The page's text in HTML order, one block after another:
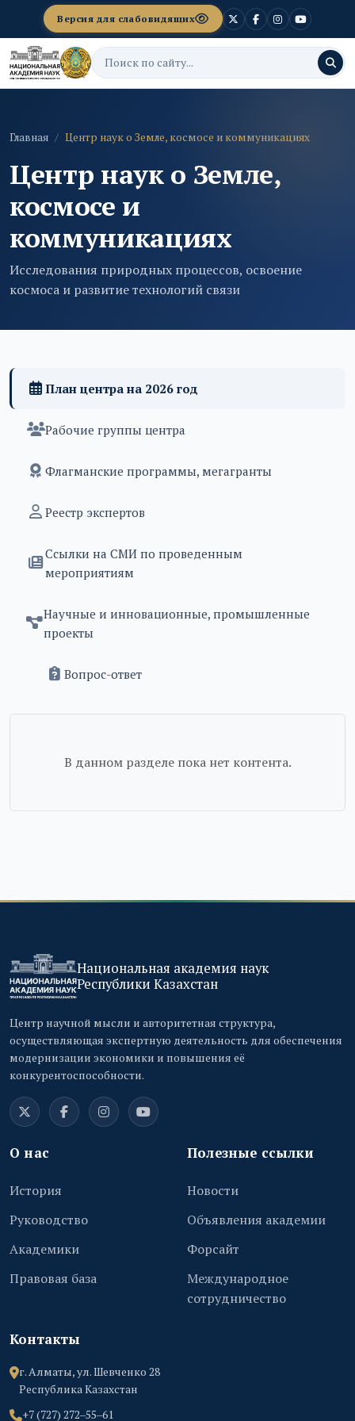
Версия для слабовидящих
Главная Центр наук о Земле, космосе и коммуникациях
Центр наук о Земле,
космосе и
коммуникациях
Исследования природных процессов, освоение
космоса и развитие технологий связи
План центра на 2026 год
Рабочие группы центра
Флагманские программы, мегагранты
Реестр экспертов
Ссылки на СМИ по проведенным
мероприятиям
Научные и инновационные, промышленные
проекты
Вопрос-ответ
В данном разделе пока нет контента.
Национальная академия наук
Республики Казахстан
Центр научной мысли и авторитетная структура,
осуществляющая экспертную деятельность для обеспечения
модернизации экономики и повышения её
конкурентоспособности.
О нас
История
Руководство
Академики
Правовая база
Полезные ссылки
Новости
Объявления академии
Форсайт
Международное
сотрудничество
Контакты
г. Алматы, ул. Шевченко 28
Республика Казахстан
+7 (727) 272‒55‒61